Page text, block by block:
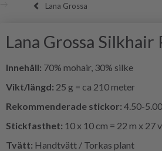
Lana Grossa
Lana Grossa Silkhair
Innehåll: 70% mohair, 30% silke
Vikt/längd: 25 g = ca 210 meter
Rekommenderade stickor: 4.50-
Stickfasthet: 10 x 10 cm = 22 m x 27 v
Tvätt: Handtvätt / Torkas plant